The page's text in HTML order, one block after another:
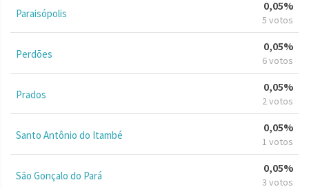
Paraisópolis
0,05%
5 votos
Perdões
0,05%
6 votos
Prados
0,05%
2 votos
Santo Antônio do Itambé
0,05%
1 votos
São Gonçalo do Pará
0,05%
3 votos